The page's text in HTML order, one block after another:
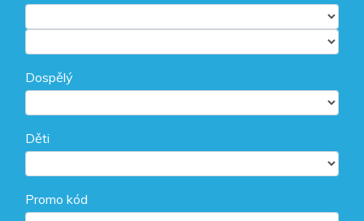
Dospělý
Děti
Promo kód